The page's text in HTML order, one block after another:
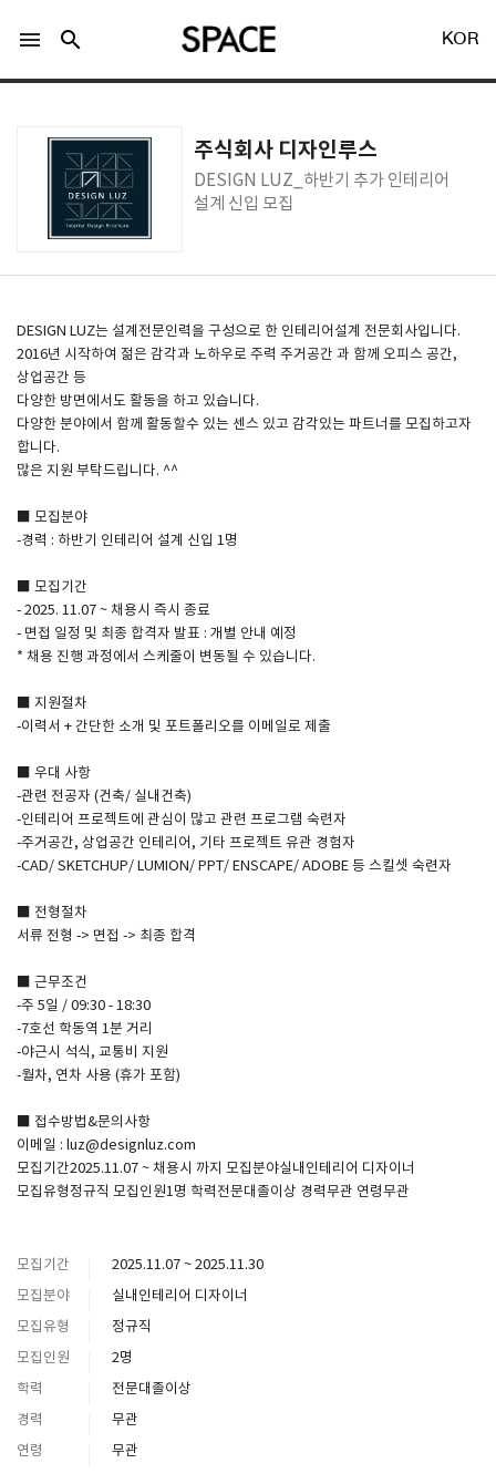
LOGIN
Facebook 로그인
공지사항
기사문의
광고문의
menu search KOR
주식회사 디자인루스
DESIGN LUZ_하반기 추가 인테리어
설계 신입 모집
DESIGN LUZ는 설계전문인력을 구성으로 한 인테리어설계 전문회사입니다.
2016년 시작하여 젊은 감각과 노하우로 주력 주거공간 과 함께 오피스 공간,
상업공간 등
다양한 방면에서도 활동을 하고 있습니다.
다양한 분야에서 함께 활동할수 있는 센스 있고 감각있는 파트너를 모집하고자
합니다.
많은 지원 부탁드립니다. ^^
■ 모집분야
-경력 : 하반기 인테리어 설계 신입 1명
■ 모집기간
- 2025. 11.07 ~ 채용시 즉시 종료
- 면접 일정 및 최종 합격자 발표 : 개별 안내 예정
* 채용 진행 과정에서 스케줄이 변동될 수 있습니다.
■ 지원절차
-이력서 + 간단한 소개 및 포트폴리오를 이메일로 제출
■ 우대 사항
-관련 전공자 (건축/ 실내건축)
-인테리어 프로젝트에 관심이 많고 관련 프로그램 숙련자
-주거공간, 상업공간 인테리어, 기타 프로젝트 유관 경험자
-CAD/ SKETCHUP/ LUMION/ PPT/ ENSCAPE/ ADOBE 등 스킬셋 숙련자
■ 전형절차
서류 전형 -> 면접 -> 최종 합격
■ 근무조건
-주 5일 / 09:30 - 18:30
-7호선 학동역 1분 거리
-야근시 석식, 교통비 지원
-월차, 연차 사용 (휴가 포함)
■ 접수방법&문의사항
이메일 : luz@designluz.com
모집기간2025.11.07 ~ 채용시 까지 모집분야실내인테리어 디자이너
모집유형정규직 모집인원1명 학력전문대졸이상 경력무관 연령무관
모집기간
2025.11.07 ~ 2025.11.30
모집분야
실내인테리어 디자이너
모집유형
정규직
모집인원
2명
학력
전문대졸이상
경력
무관
연령
무관